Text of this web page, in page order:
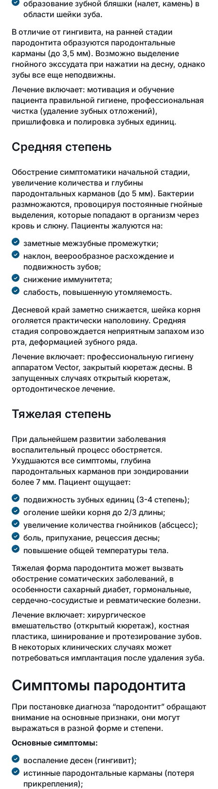
образование зубной бляшки (налет, камень) в
области шейки зуба.
В отличие от гингивита, на ранней стадии
пародонтита образуются пародонтальные
карманы (до 3,5 мм). Возможно выделение
гнойного экссудата при нажатии на десну, однако
зубы все еще неподвижны.
Лечение включает: мотивация и обучение
пациента правильной гигиене, профессиональная
чистка (удаление зубных отложений),
пришлифовка и полировка зубных единиц.
Средняя степень
Обострение симптоматики начальной стадии,
увеличение количества и глубины
пародонтальных карманов (до 5 мм). Бактерии
размножаются, провоцируя постоянные гнойные
выделения, которые попадают в организм через
кровь и слюну. Пациенты жалуются на:
заметные межзубные промежутки;
наклон, веерообразное расхождение и
подвижность зубов;
снижение иммунитета;
слабость, повышенную утомляемость.
Десневой край заметно снижается, шейка корня
оголяется практически наполовину. Средняя
стадия сопровождается неприятным запахом изо
рта, деформацией зубного ряда.
Лечение включает: профессиональную гигиену
аппаратом Vector, закрытый кюретаж десны. В
запущенных случаях открытый кюретаж,
ортодонтическое лечение.
Тяжелая степень
При дальнейшем развитии заболевания
воспалительный процесс обостряется.
Ухудшаются все симптомы, глубина
пародонтальных карманов при зондировании
более 7 мм. Пациент ощущает:
подвижность зубных единиц (3-4 степень);
оголение шейки корня до 2/3 длины;
увеличение количества гнойников (абсцесс);
боль, припухание, рецессия десны;
повышение общей температуры тела.
Тяжелая форма пародонтита может вызвать
обострение соматических заболеваний, в
особенности сахарный диабет, гормональные,
сердечно-сосудистые и ревматические болезни.
Лечение включает: хирургическое
вмешательство (открытый кюретаж), костная
пластика, шинирование и протезирование зубов.
В некоторых клинических случаях может
потребоваться имплантация после удаления зуба.
Симптомы пародонтита
При постановке диагноза “пародонтит” обращают
внимание на основные признаки, они могут
выражаться в разной форме и степени.
Основные симптомы:
воспаление десен (гингивит);
истинные пародонтальные карманы (потеря
прикрепления);